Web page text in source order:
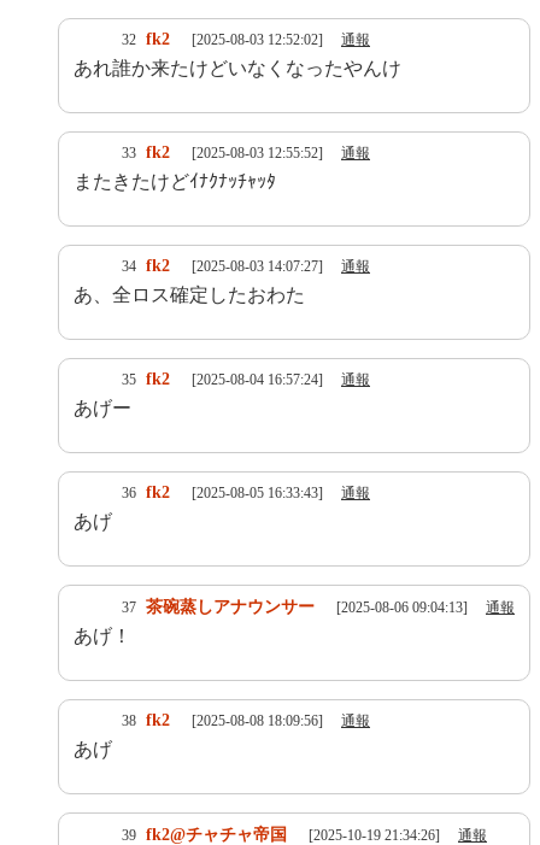
32 fk2 [2025-08-03 12:52:02] 通報
あれ誰か来たけどいなくなったやんけ
33 fk2 [2025-08-03 12:55:52] 通報
またきたけどｲﾅｸﾅｯﾁｬｯﾀ
34 fk2 [2025-08-03 14:07:27] 通報
あ、全ロス確定したおわた
35 fk2 [2025-08-04 16:57:24] 通報
あげー
36 fk2 [2025-08-05 16:33:43] 通報
あげ
37 茶碗蒸しアナウンサー [2025-08-06 09:04:13] 通報
あげ！
38 fk2 [2025-08-08 18:09:56] 通報
あげ
39 fk2@チャチャ帝国 [2025-10-19 21:34:26] 通報